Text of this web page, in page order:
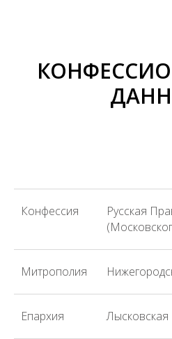
Конфессия
Русская
Митрополия
Епархия Лысковская